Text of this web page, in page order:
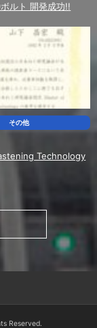
ルト 開発成功!!
その他
Technology
Reserved.